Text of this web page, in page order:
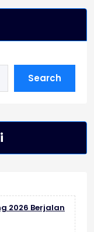
Search
2026 Berjalan